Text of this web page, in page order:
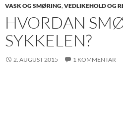
VASK OG SMØRING,VEDLIKEHOLD OG
HVORDAN
SYKKELEN?
2. AUGUST 2015 1 KOMMENTAR